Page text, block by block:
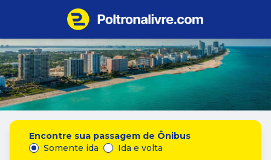
Encontre sua passagem de Ônibus
Somente ida
Ida e volta